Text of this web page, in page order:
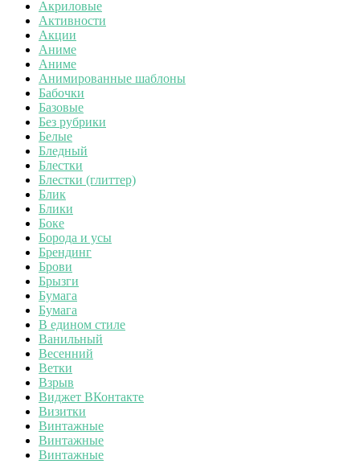
Акриловые
Активности
Акции
Аниме
Аниме
Анимированные шаблоны
Бабочки
Базовые
Без рубрики
Белые
Бледный
Блестки
Блестки (глиттер)
Блик
Блики
Боке
Борода и усы
Брендинг
Брови
Брызги
Бумага
Бумага
В едином стиле
Ванильный
Весенний
Ветки
Взрыв
Виджет ВКонтакте
Визитки
Винтажные
Винтажные
Винтажные